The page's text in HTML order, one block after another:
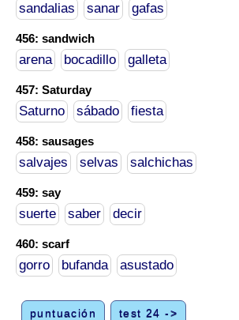
sandalias sanar gafas
456: sandwich
arena bocadillo galleta
457: Saturday
Saturno sábado fiesta
458: sausages
salvajes selvas salchichas
459: say
suerte saber decir
460: scarf
gorro bufanda asustado
puntuación test 24 ->